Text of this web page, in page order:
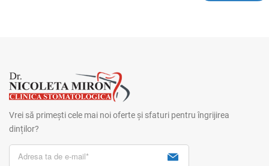
Vrei să primești cele mai noi oferte și sfaturi pentru îngrijirea
dinților?